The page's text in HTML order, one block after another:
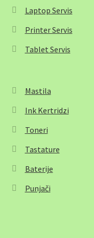
Laptop Servis
Printer Servis
Tablet Servis
Mastila
Ink Kertridzi
Toneri
Tastature
Baterije
Punjači